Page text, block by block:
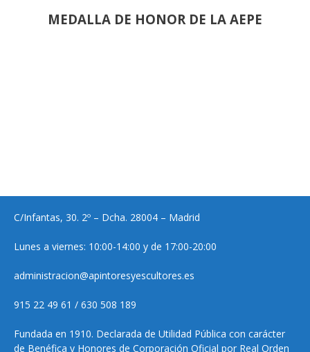
MEDALLA DE HONOR DE LA AEPE
C/Infantas, 30. 2º – Dcha. 28004 – Madrid
Lunes a viernes: 10:00-14:00 y de 17:00-20:00
administracion@apintoresyescultores.es
915 22 49 61 / 630 508 189
Fundada en 1910. Declarada de Utilidad Pública con carácter
de Benéfica y Honores de Corporación Oficial por Real Orden